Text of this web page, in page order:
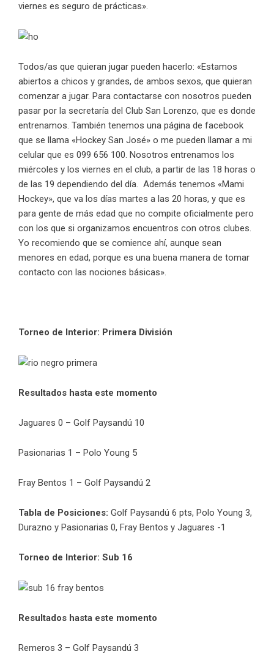
viernes es seguro de prácticas».
Todos/as que quieran jugar pueden hacerlo: «Estamos
abiertos a chicos y grandes, de ambos sexos, que quieran
comenzar a jugar. Para contactarse con nosotros pueden
pasar por la secretaría del Club San Lorenzo, que es donde
entrenamos. También tenemos una página de facebook
que se llama «Hockey San José» o me pueden llamar a mi
celular que es 099 656 100. Nosotros entrenamos los
miércoles y los viernes en el club, a partir de las 18 horas o
de las 19 dependiendo del día. Además tenemos «Mami
Hockey», que va los días martes a las 20 horas, y que es
para gente de más edad que no compite oficialmente pero
con los que si organizamos encuentros con otros clubes.
Yo recomiendo que se comience ahí, aunque sean
menores en edad, porque es una buena manera de tomar
contacto con las nociones básicas».
Torneo de Interior: Primera División
Resultados hasta este momento
Jaguares 0 – Golf Paysandú 10
Pasionarias 1 – Polo Young 5
Fray Bentos 1 – Golf Paysandú 2
Tabla de Posiciones: Golf Paysandú 6 pts, Polo Young 3,
Durazno y Pasionarias 0, Fray Bentos y Jaguares -1
Torneo de Interior: Sub 16
Resultados hasta este momento
Remeros 3 – Golf Paysandú 3